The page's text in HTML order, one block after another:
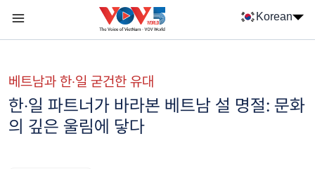
Korean
베트남과 한‧일 굳건한 유대
한‧일 파트너가 바라본 베트남 설 명절: 문화
의 깊은 울림에 닿다